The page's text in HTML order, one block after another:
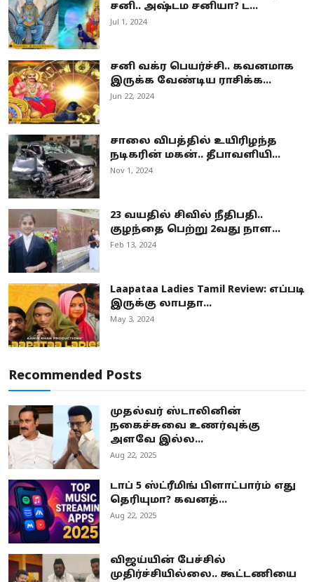
சனி.. அஷ்டம சனியா? ட...
Jul 1, 2024
சனி வக்ர பெயர்ச்சி.. கவனமாக
இருக்க வேண்டிய ராசிக்க...
Jun 22, 2024
சாலை விபத்தில் உயிரிழந்த
நடிகரின் மகன்.. தீபாவளியி...
Nov 1, 2024
23 வயதில் சிவில் நீதிபதி..
குழந்தை பெற்று 2வது நாள...
Feb 13, 2024
Laapataa Ladies Tamil Review: எப்படி
இருக்கு லாபதா...
May 3, 2024
Recommended Posts
முதல்வர் ஸ்டாலினின்
நகைச்சுவை உணர்வுக்கு
அளவே இல்ல...
Aug 22, 2025
டாப் 5 ஸ்ட்ரீமிங் பிளாட்பார்ம் எது
தெரியுமா? கவனத்...
Aug 22, 2025
விஜய்யின் பேச்சில்
முதிர்ச்சியில்லை.. கூட்டணியை